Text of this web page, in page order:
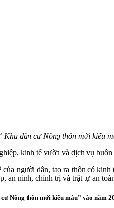
Khu dân cư Nông thôn mới kiểu
kinh tế vườn và dịch vụ
người dân, tạo ra thôn có
an ninh, chính trị và trật tự an
Nông thôn mới kiểu mẫu” vào năm